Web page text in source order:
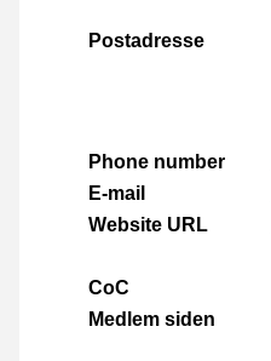
Postadresse
Phone number
E-mail
Website URL
CoC
Medlem siden